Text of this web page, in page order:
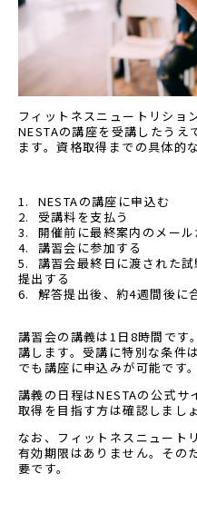
フィットネスニュートリショ
NESTAの講座を受講したうえ
ます。資格取得までの具体的
NESTAの講座に申込む
受講料を支払う
開催前に最終案内のメー
講習会に参加する
講習会最終日に渡された
提出する
解答提出後、約4週間後に
講習会の講義は1日8時間です
講します。受講に特別な条件
でも講座に申込みが可能です。
講義の日程はNESTAの公式
取得を目指す方は確認しましょ
なお、フィットネスニュート
有効期限はありません。その
要です。